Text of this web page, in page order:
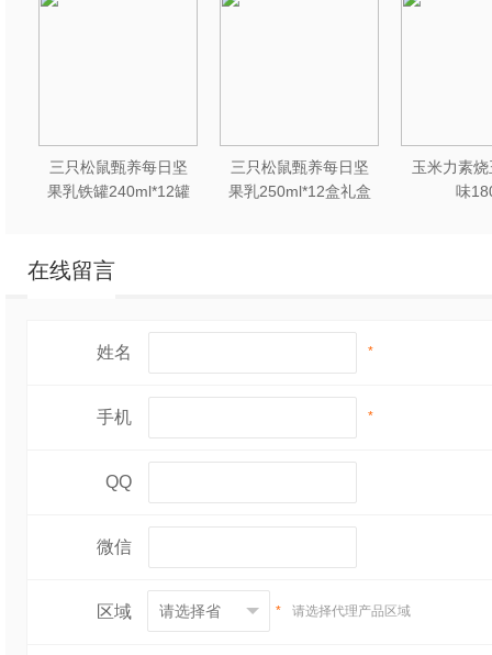
三只松鼠甄养每日坚
果乳铁罐240ml*12罐
三只松鼠甄养每日坚
果乳250ml*12盒礼盒
玉米力素
味
在线留言
姓名 *
手机 *
QQ
微信
区域 * 请选择代理产品区域